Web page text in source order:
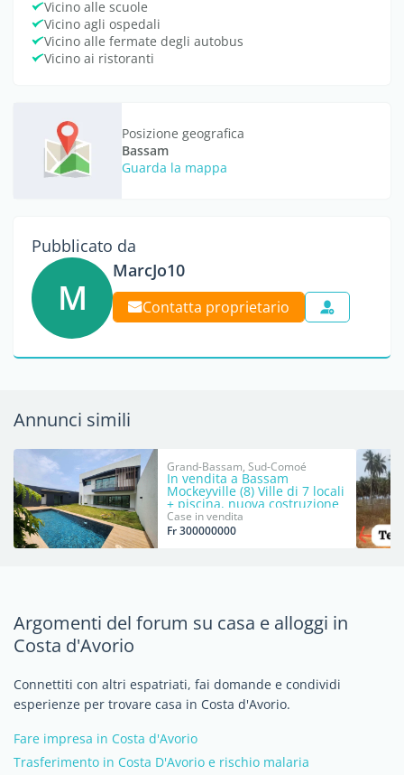
Vicino alle scuole
Vicino agli ospedali
Vicino alle fermate degli autobus
Vicino ai ristoranti
Posizione geografica
Bassam
Guarda la mappa
Pubblicato da
M
MarcJo10
Contatta proprietario
Annunci simili
Grand-Bassam, Sud-Comoé
In vendita a Bassam
Mockeyville (8) Ville di 7 locali
+ piscina, nuova costruzione
Case in vendita
Fr 300000000
Argomenti del forum su casa e alloggi in
Costa d'Avorio
Connettiti con altri espatriati, fai domande e condividi
esperienze per trovare casa in Costa d'Avorio.
Fare impresa in Costa d'Avorio
Trasferimento in Costa D'Avorio e rischio malaria